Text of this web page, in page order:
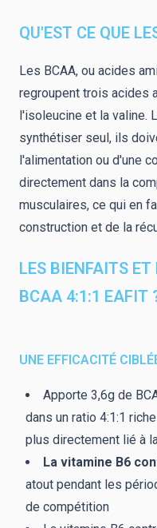
QU'EST CE QUE
Les BCAA, ou acides
regroupent trois acides
l'isoleucine et la valine.
synthétiser seul, ils
l'alimentation ou d'une
directement dans la
musculaires, ce qui en
construction et de la
LES BIENFAITS ET
BCAA 4:1:1 EAFIT
UNE EFFICACITÉ
Apporte 3,6g de
dans un ratio 4:1:1
plus directement lié à
La vitamine B6
atout pendant les
de compétition